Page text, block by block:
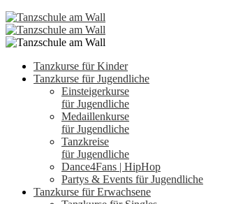
Tanzkurse für Kinder
Tanzkurse für Jugendliche
Einsteigerkurse
für Jugendliche
Medaillenkurse
für Jugendliche
Tanzkreise
für Jugendliche
Dance4Fans | HipHop
Partys & Events für Jugendliche
Tanzkurse für Erwachsene